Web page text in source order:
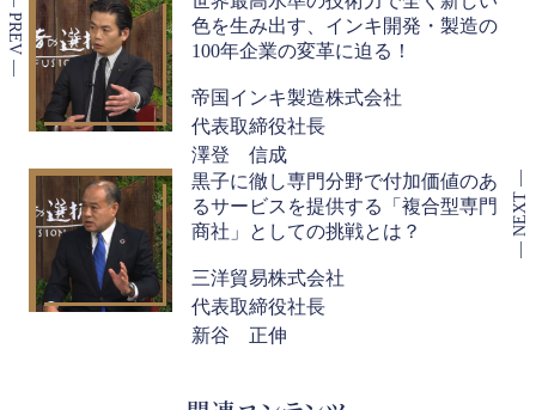
色を生み出す、インキ開発・製造の
100年企業の変革に迫る！
帝国インキ製造株式会社
代表取締役社長
澤登 信成
黒子に徹し専門分野で付加価値のあ
るサービスを提供する「複合型専門
商社」としての挑戦とは？
三洋貿易株式会社
代表取締役社長
新谷 正伸